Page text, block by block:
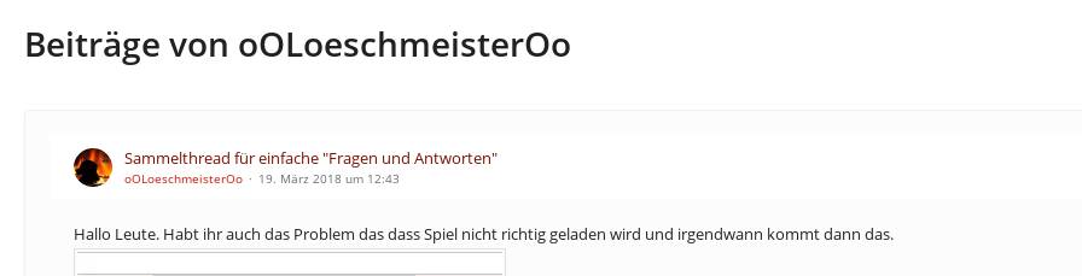
Beiträge von oOLoeschmeisterOo
Sammelthread für einfache "Fragen und Antworten"
oOLoeschmeisterOo 19. März 2018 um 12:43
Hallo Leute. Habt ihr auch das Problem das dass Spiel nicht richtig geladen wird und irgendwann kommt dann das.